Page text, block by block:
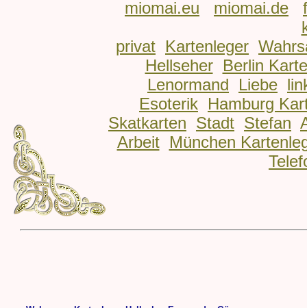
miomai.eu
miomai.de
privat Kartenleger
Hellseher
Berlin
Lenormand
Liebe
Esoterik Hamburg
Skatkarten Stadt Stefan
Arbeit
München